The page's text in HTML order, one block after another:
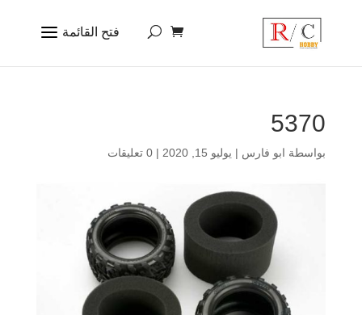
5370
بواسطة ابو فارس | يوليو 15, 2020 | 0 تعليقات